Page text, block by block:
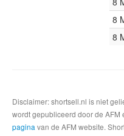
8
8
Disclaimer: shortsell.nl is niet
wordt gepubliceerd door de
pagina van de AFM website.